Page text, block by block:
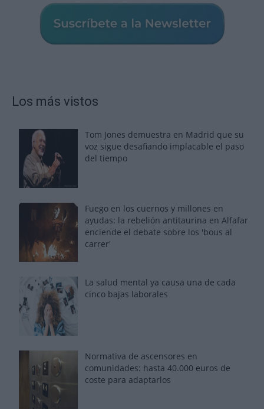
Los más vistos
Tom Jones demuestra en Madrid que su
voz sigue desafiando implacable el paso
del tiempo
Fuego en los cuernos y millones en
ayudas: la rebelión antitaurina en Alfafar
enciende el debate sobre los 'bous al
carrer'
La salud mental ya causa una de cada
cinco bajas laborales
Normativa de ascensores en
comunidades: hasta 40.000 euros de
coste para adaptarlos